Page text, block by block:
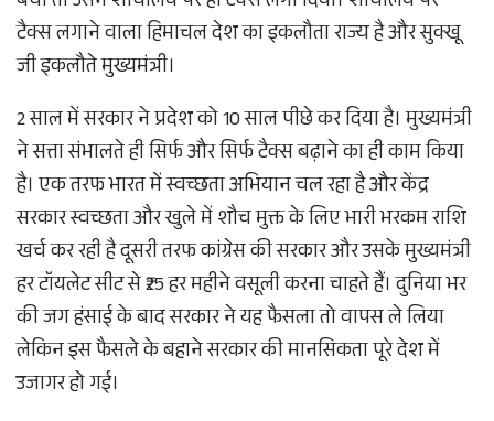
टैक्स लगाने वाला हिमाचल देश का इकलौता राज्य है और सुक्खू
जी इकलौते मुख्यमंत्री।
2 साल में सरकार ने प्रदेश को 10 साल पीछे कर दिया है। मुख्यमंत्री
ने सत्ता संभालते ही सिर्फ और सिर्फ टैक्स बढ़ाने का ही काम किया
है। एक तरफ भारत में स्वच्छता अभियान चल रहा है और केंद्र
सरकार स्वच्छता और खुले में शौच मुक्त के लिए भारी भरकम राशि
खर्च कर रही है दूसरी तरफ कांग्रेस की सरकार और उसके मुख्यमंत्री
हर टॉयलेट सीट से ₹25 हर महीने वसूली करना चाहते हैं। दुनिया भर
की जग हंसाई के बाद सरकार ने यह फैसला तो वापस ले लिया
लेकिन इस फैसले के बहाने सरकार की मानसिकता पूरे देश में
उजागर हो गई।